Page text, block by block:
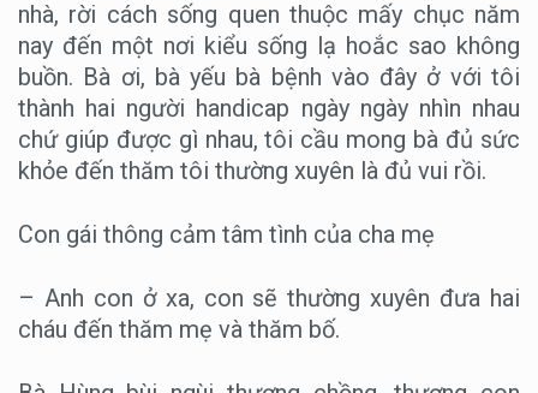
nhà, rời cách sống quen thuộc mấy chục năm
nay đến một nơi kiểu sống lạ hoắc sao không
buồn. Bà ơi, bà yếu bà bệnh vào đây ở với tôi
thành hai người handicap ngày ngày nhìn nhau
chứ giúp được gì nhau, tôi cầu mong bà đủ sức
khỏe đến thăm tôi thường xuyên là đủ vui rồi.
Con gái thông cảm tâm tình của cha mẹ
– Anh con ở xa, con sẽ thường xuyên đưa hai
cháu đến thăm mẹ và thăm bố.